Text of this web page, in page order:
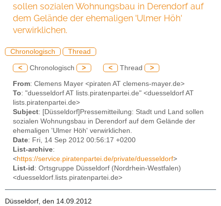
sollen sozialen Wohnungsbau in Derendorf auf
dem Gelände der ehemaligen 'Ulmer Höh'
verwirklichen.
Chronologisch Thread
< Chronologisch > < Thread >
From: Clemens Mayer <piraten AT clemens-mayer.de>
To: "duesseldorf AT lists.piratenpartei.de" <duesseldorf AT
lists.piratenpartei.de>
Subject: [Düsseldorf]Pressemitteilung: Stadt und Land sollen
sozialen Wohnungsbau in Derendorf auf dem Gelände der
ehemaligen 'Ulmer Höh' verwirklichen.
Date: Fri, 14 Sep 2012 00:56:17 +0200
List-archive:
<https://service.piratenpartei.de/private/duesseldorf>
List-id : Ortsgruppe Düsseldorf (Nordrhein-Westfalen)
<duesseldorf.lists.piratenpartei.de>
Düsseldorf, den 14.09.2012